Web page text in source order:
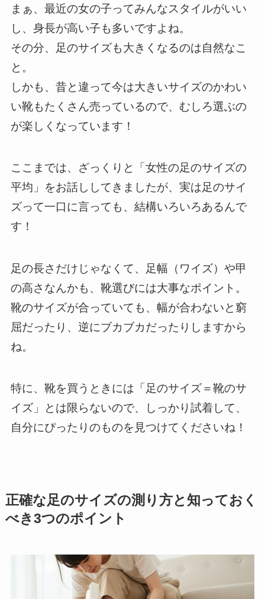
まぁ、最近の女の子ってみんなスタイルがいい
し、身長が高い子も多いですよね。
その分、足のサイズも大きくなるのは自然なこ
と。
しかも、昔と違って今は大きいサイズのかわい
い靴もたくさん売っているので、むしろ選ぶの
が楽しくなっています！
ここまでは、ざっくりと「女性の足のサイズの
平均」をお話ししてきましたが、実は足のサイ
ズって一口に言っても、結構いろいろあるんで
す！
足の長さだけじゃなくて、足幅（ワイズ）や甲
の高さなんかも、靴選びには大事なポイント。
靴のサイズが合っていても、幅が合わないと窮
屈だったり、逆にブカブカだったりしますから
ね。
特に、靴を買うときには「足のサイズ＝靴のサ
イズ」とは限らないので、しっかり試着して、
自分にぴったりのものを見つけてくださいね！
正確な足のサイズの測り方と知っておく
べき3つのポイント